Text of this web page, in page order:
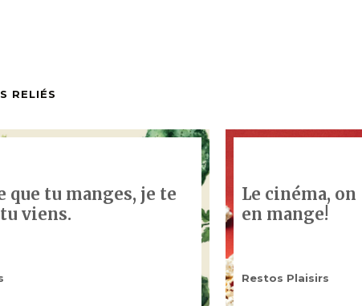
RELIÉS
que tu manges, je te
viens.
Le cinéma, on
en mange!
Restos Plaisirs